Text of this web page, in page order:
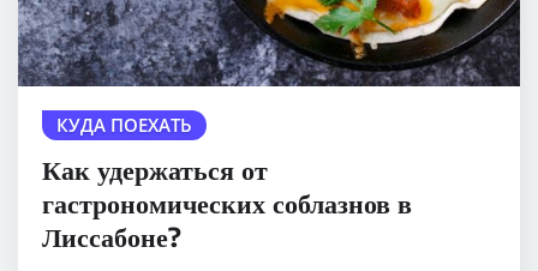
КУДА ПОЕХАТЬ
Как удержаться от
гастрономических соблазнов в
Лиссабоне?